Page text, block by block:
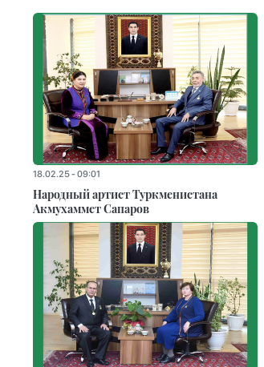
18.02.25 - 09:01
Народный артист Туркменистана
Акмухаммет Сапаров